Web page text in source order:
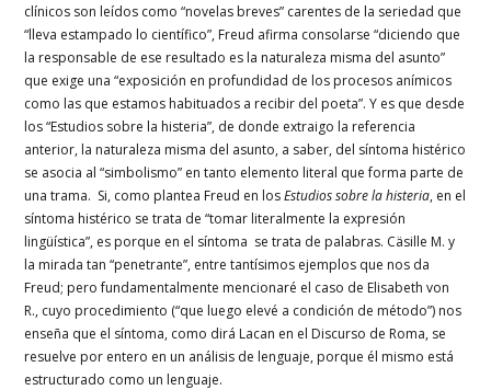
clínicos son leídos como “novelas breves” carentes de la seriedad que
“lleva estampado lo científico”, Freud afirma consolarse “diciendo que
la responsable de ese resultado es la naturaleza misma del asunto”
que exige una “exposición en profundidad de los procesos anímicos
como las que estamos habituados a recibir del poeta”. Y es que desde
los “Estudios sobre la histeria”, de donde extraigo la referencia
anterior, la naturaleza misma del asunto, a saber, del síntoma histérico
se asocia al “simbolismo” en tanto elemento literal que forma parte de
una trama. Si, como plantea Freud en losEstudios sobre la histeria, en el
síntoma histérico se trata de “tomar literalmente la expresión
lingüística”, es porque en el síntoma se trata de palabras. Cäsille M. y
la mirada tan “penetrante”, entre tantísimos ejemplos que nos da
Freud; pero fundamentalmente mencionaré el caso de Elisabeth von
R., cuyo procedimiento (“que luego elevé a condición de método”) nos
enseña que el síntoma, como dirá Lacan en el Discurso de Roma, se
resuelve por entero en un análisis de lenguaje, porque él mismo está
estructurado como un lenguaje.